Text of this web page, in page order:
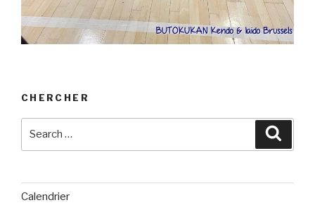
CHERCHER
Calendrier